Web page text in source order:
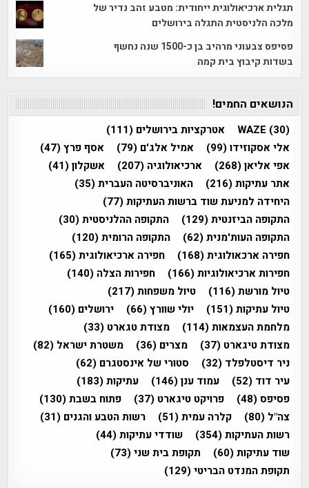
תגלית ארכיאולוגית ייחודית: מטבע זהב נדיר של
מלכה הלניסטית התגלה בירושלים
פסיפס צבעוני מרהיב בן כ-1500 שנה נחשף
בשדות קיבוץ בית קמה
הנושאים החמים!
WAZE (30) אטרקציות בירושלים (111)
אלי אסקוזידו(99) אמיל אלג'ם (79) אסף פרץ(47)
אפי אליאן(268) ארכיאולוגיה (207) אשקלון(41)
אתר עתיקות(216) האוניברסיטה העברית(35)
היחידה למניעת שוד ברשות העתיקות(77)
התקופה הביזנטית(129) התקופה ההלניסטית(30)
התקופה העות'מנית(62) התקופה הרומית(120)
חפירה ארכאולוגית(168) חפירה ארכיאולוגית(165)
חפירות ארכיאולוגיות(166) חפירות הצלה (140)
טיול מורשת(116) טיול משפחות(217)
טיול עתיקות(151) יולי שוורץ(66) ירושלים (160)
מלחמת העצמאות(114) מצודת טגארט (33)
מצודת טיגארט (37) מצרים (36) משטרת ישראל (82)
ניר דיסטלפלד (32) סטורי של אינסטגרם (62)
עיר דוד (52) עמוד ענן(146) עתיקות(183)
פסיפס(48) פרויקט טיגארט (37) פתוח בשבת(130)
צה"ל (80) קלרה עמית(51) רשות הטבע והגנים (31)
רשות העתיקות(354) שודדי עתיקות(44)
שוד עתיקות(60) תקופת בית שני(73)
תקופת המנדט הבריטי(129)